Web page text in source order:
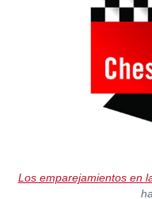
Los emparejamientos en